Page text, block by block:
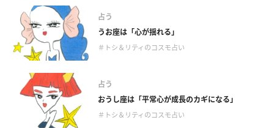
占う
うお座は「心が揺れる」
＃トシ＆リティのコスモ占い
占う
おうし座は「平常心が成長のカギになる」
＃トシ＆リティのコスモ占い